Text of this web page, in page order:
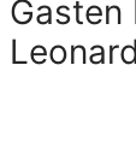
Gasten